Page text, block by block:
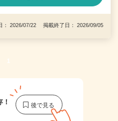
： 2026/07/22 掲載終了日： 2026/09/05
1
！